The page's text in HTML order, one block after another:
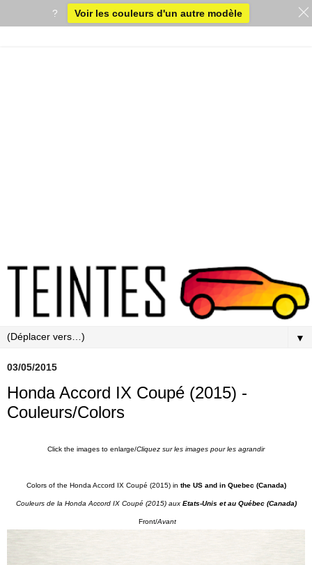
▼
03/05/2015
Honda Accord IX Coupé (2015) -
Couleurs/Colors
Click the images to enlarge/Cliquez sur les images pour les agrandir
Colors of the Honda Accord IX Coupé (2015) in the US and in Quebec (Canada)
Couleurs de la Honda Accord IX Coupé (2015) aux Etats-Unis et au Québec (Canada)
Front/Avant
? Voir les couleurs d'un autre modèle